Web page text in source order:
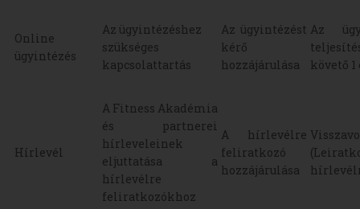
Online
ügyintézés
Az ügyintézéshez
szükséges
kapcsolattartás
Az ügyintézést
kérő
hozzájárulása
Az
követő 1
Hírlevél
A Fitness Akadémia
és partnerei
hírleveleinek
eljuttatása a
hírlevélre
feliratkozókhoz
A hírlevélre
feliratkozó
hozzájárulása